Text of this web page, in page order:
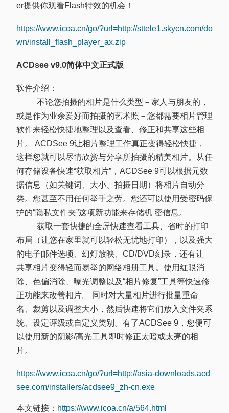
er提供你观看Flash特效的机会！
https://www.icoa.cn/go/?url=http://sttele1.skycn.com/do
wn/install_flash_player_ax.zip
ACDsee v9.0简体中文正式版
软件介绍：
不论您拍摄的相片是什么类型－家人与朋友的，
或是作为业余爱好而拍摄的艺术照－您都需要相片管理
软件来轻松快捷地整理以及查看、修正和共享这些相
片。 ACDSee 9让相片整理工作真正变得轻松快捷，
这样您就可以尽情欣赏与分享所拍摄的精美相片。从任
何存储设备快速“获取相片”，ACDSee 9可以根据元数
据信息（如关键词、大小、拍摄日期）将相片自动分
类。您甚至不用任何举手之劳。您还可以使用受密码保
护的“隐私文件夹”这项新功能来存储机 密信息。
获取一套快捷的全屏快速查看工具、省时的打印
布局（让您在家里就可以轻松无忧地打印），以及强大
的电子邮件选项、幻灯放映、CD/DVD刻录，还有让
共享相片变得轻而易举的网络相册工具。使用红眼消
除、色偏消除、曝光调整以及“相片修复”工具等快速修
正功能来改善相片。 同时对大量相片进行批量重命
名、裁剪以及调整大小，然后快速将它们放入文件夹系
统、设定评级或自定义类别。有了ACDSee 9，您便可
以使用新的阴影/高光工具即时修正太暗或太亮的相
片。
https://www.icoa.cn/go/?url=http://asia-downloads.acd
see.com/installers/acdsee9_zh-cn.exe
本文链接： https://www.icoa.cn/a/564.html